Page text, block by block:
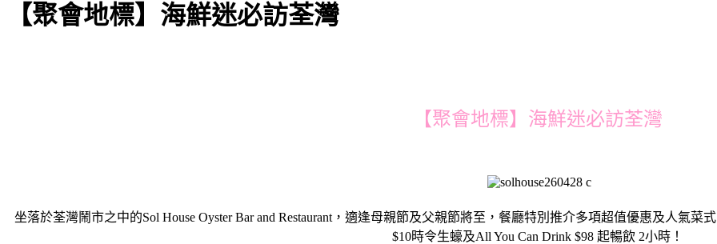
【聚會地標】海鮮迷必訪荃灣
【聚會地標】海鮮迷必訪荃灣
坐落於荃灣鬧市之中的Sol House Oyster Bar and Restaurant，適逢⺟親節及⽗親節將⾄，餐廳特別推介多項超值優惠及⼈氣
$10時令生蠔及All You Can Drink $98 起暢飲 2小時！